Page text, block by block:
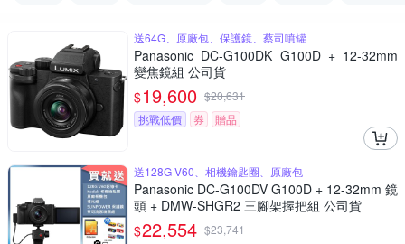
送64G、原廠包、保護鏡、蔡司噴罐
Panasonic DC-G100DK G100D + 12-32mm
變焦鏡組 公司貨
$19,600 $20,631
挑戰低價
券 贈品
送128G V60、相機鑰匙圈、原廠包
Panasonic DC-G100DV G100D + 12-32mm 鏡
頭 + DMW-SHGR2 三腳架握把組 公司貨
$22,554 $23,741